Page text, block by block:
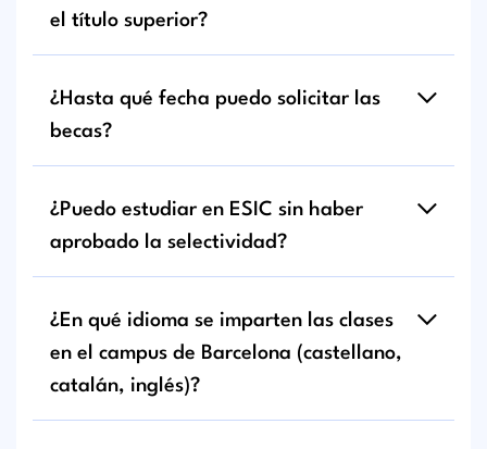
el título superior?
¿Hasta qué fecha puedo solicitar las
becas?
¿Puedo estudiar en ESIC sin haber
aprobado la selectividad?
¿En qué idioma se imparten las clases
en el campus de Barcelona (castellano,
catalán, inglés)?